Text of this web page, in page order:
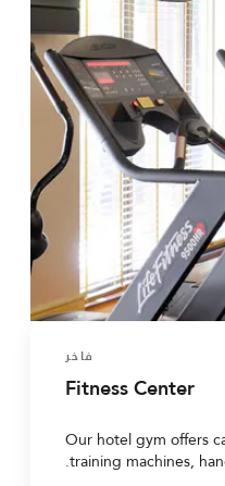
فاخر
Fitness Center
Our hotel gym offers
training machines,